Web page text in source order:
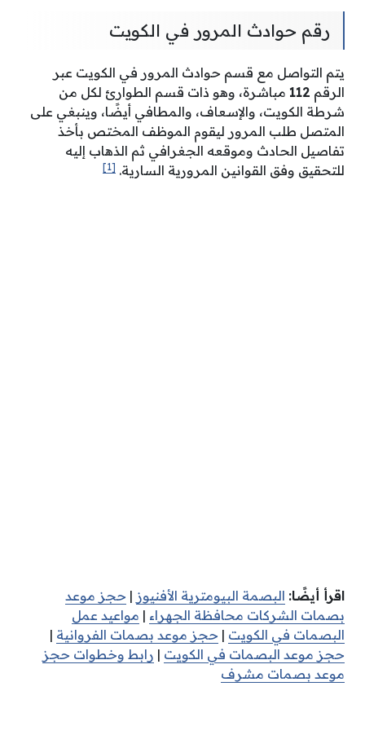
رقم حوادث المرور في الكويت
يتم التواصل مع قسم حوادث المرور في الكويت عبر
الرقم 112 مباشرة، وهو ذات قسم الطوارئ لكل من
شرطة الكويت، والإسعاف، والمطافي أيضًا، وينبغي على
المتصل طلب المرور ليقوم الموظف المختص بأخذ
تفاصيل الحادث وموقعه الجغرافي ثم الذهاب إليه
للتحقيق وفق القوانين المرورية السارية. [1]
اقرأ أيضًا: البصمة البيومترية الأفنيوز | حجز موعد
بصمات الشركات محافظة الجهراء | مواعيد عمل
البصمات في الكويت | حجز موعد بصمات الفروانية |
حجز موعد البصمات في الكويت | رابط وخطوات حجز
موعد بصمات مشرف